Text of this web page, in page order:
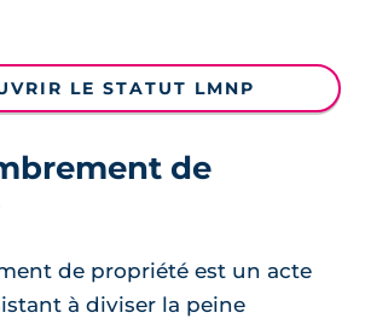
LE STATUT LMNP
de
de propriété est un acte
à diviser la peine